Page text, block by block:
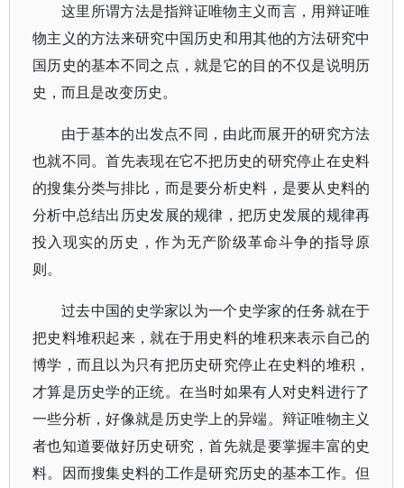
这里所谓方法是指辩证唯物主义而言，用辩证唯
物主义的方法来研究中国历史和用其他的方法研究中
国历史的基本不同之点，就是它的目的不仅是说明历
史，而且是改变历史。
由于基本的出发点不同，由此而展开的研究方法
也就不同。首先表现在它不把历史的研究停止在史料
的搜集分类与排比，而是要分析史料，是要从史料的
分析中总结出历史发展的规律，把历史发展的规律再
投入现实的历史，作为无产阶级革命斗争的指导原
则。
过去中国的史学家以为一个史学家的任务就在于
把史料堆积起来，就在于用史料的堆积来表示自己的
博学，而且以为只有把历史研究停止在史料的堆积，
才算是历史学的正统。在当时如果有人对史料进行了
一些分析，好像就是历史学上的异端。辩证唯物主义
者也知道要做好历史研究，首先就是要掌握丰富的史
料。因而搜集史料的工作是研究历史的基本工作。但